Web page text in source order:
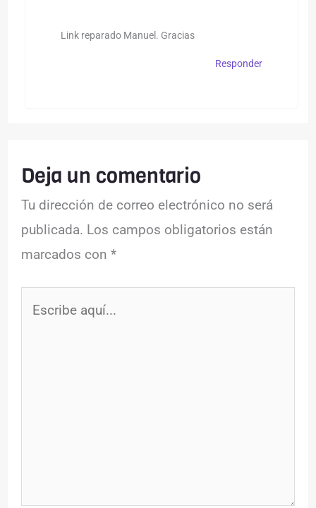
Link reparado Manuel. Gracias
Responder
Deja un comentario
Tu dirección de correo electrónico no será
publicada. Los campos obligatorios están
marcados con*